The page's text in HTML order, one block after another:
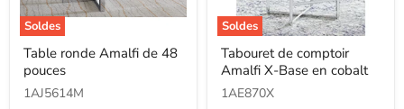
Soldes
Table
ronde
Amalfi
de
48
Table ronde Amalfi de 48
pouces
1AJ5614M
Soldes
Tabouret
de
comptoir
Amalfi
X-
Tabouret de comptoir
Amalfi X-Base en cobalt
1AE870X